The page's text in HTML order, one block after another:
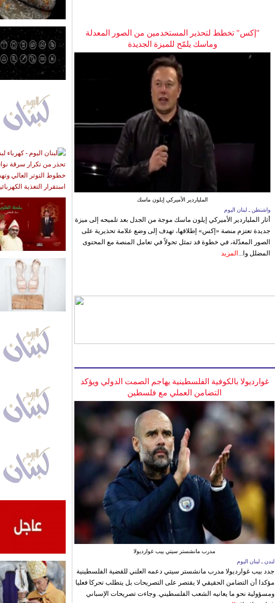
"إكس" تخطط لتحذير المستخدمين من الصور المعدلة
وماسك يلمّح للميزة الجديدة
الملياردير الأميركي إيلون ماسك
واشنطن ـ لبنان اليوم
أثار الملياردير الأميركي إيلون ماسك موجة من الجدل بعد تلميحه إلى ميزة
جديدة تعتزم منصة «إكس» إطلاقها، تهدف إلى وضع علامة تحذيرية على
الصور المعدّلة، في خطوة قد تمثل تحولاً في تعامل المنصة مع المحتوى
المضلل وا... المزيد
غوارديولا بالكوفية الفلسطينية يهاجم الصمت الدولي ويؤكد
التضامن العملي مع فلسطين
مدرب مانشستر سيتي بيب غوارديولا
لندن ـ لبنان اليوم
جدد بيب غوارديولا مدرب مانشستر سيتي دعمه العلني للقضية الفلسطينية
مؤكدا أن التضامن الحقيقي لا يقتصر على التصريحات بل يتطلب تحركا فعليا
ومسؤولية نحو ما يعانيه الشعب الفلسطيني. وجاءت تصريحات الإسباني